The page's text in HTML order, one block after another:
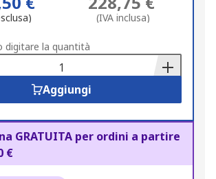
(IVA inclusa)
digitare la quantità
Aggiungi
GRATUITA per ordini a partire
€